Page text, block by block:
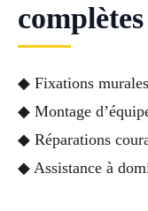
◆ Fixations
◆ Montage
◆ Réparations
◆ Assistance à